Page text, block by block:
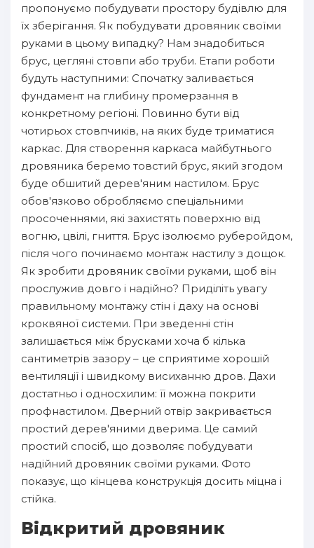
пропонуємо побудувати простору будівлю для
їх зберігання. Як побудувати дровяник своїми
руками в цьому випадку? Нам знадобиться
брус, цегляні стовпи або труби. Етапи роботи
будуть наступними: Спочатку заливається
фундамент на глибину промерзання в
конкретному регіоні. Повинно бути від
чотирьох стовпчиків, на яких буде триматися
каркас. Для створення каркаса майбутнього
дровяника беремо товстий брус, який згодом
буде обшитий дерев'яним настилом. Брус
обов'язково обробляємо спеціальними
просоченнями, які захистять поверхню від
вогню, цвілі, гниття. Брус ізолюємо руберойдом,
після чого починаємо монтаж настилу з дощок.
Як зробити дровяник своїми руками, щоб він
прослужив довго і надійно? Приділіть увагу
правильному монтажу стін і даху на основі
кроквяної системи. При зведенні стін
залишається між брусками хоча б кілька
сантиметрів зазору – це сприятиме хорошій
вентиляції і швидкому висиханню дров. Дахи
достатньо і односхилим: її можна покрити
профнастилом. Дверний отвір закривається
простий дерев'яними дверима. Це самий
простий спосіб, що дозволяє побудувати
надійний дровяник своїми руками. Фото
показує, що кінцева конструкція досить міцна і
стійка.
Відкритий дровяник